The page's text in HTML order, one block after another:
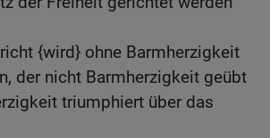
{wird} ohne Barmherzigkeit
der nicht Barmherzigkeit geübt
triumphiert über das